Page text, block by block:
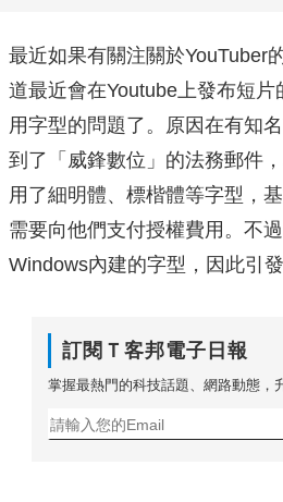
最近如果有關注關於YouTuber
道最近會在Youtube上發布短
用字型的問題了。原因在有知
到了「威鋒數位」的法務郵件
用了細明體、標楷體等字型，
需要向他們支付授權費用。不
Windows內建的字型，因此引發
訂閱Ｔ客邦電子日報
掌握最熱門的科技話題、網路動態，